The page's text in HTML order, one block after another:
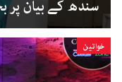
سندھ کے بیان پر
خواتین